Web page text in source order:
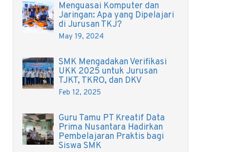
Menguasai Komputer dan
Jaringan: Apa yang Dipelajari
di Jurusan TKJ?
May 19, 2024
SMK Mengadakan Verifikasi
UKK 2025 untuk Jurusan
TJKT, TKRO, dan DKV
Feb 12, 2025
Guru Tamu PT Kreatif Data
Prima Nusantara Hadirkan
Pembelajaran Praktis bagi
Siswa SMK